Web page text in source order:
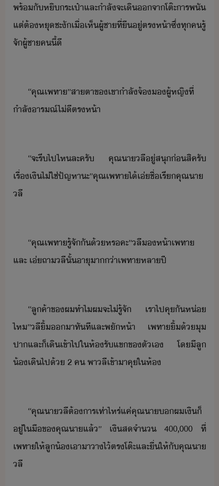
พร้ั​หิ​ระเป๋า​และ​ำลัจะ​เิ​จา​โต๊ะ​ารพั​
​แต่​ต้​หุชะั​เื่​เห็​ผู้ชา​ที่​ื​ู่​ตรห้า​ซึ่​ทุค​รู้
จั​ผู้ชา​ค​ี้​ี​
“​คุณ​เพทา​”​สาตา​ข​เขา​ำลั​จ้​ผู้หญิ​ที่​
ำลั​ารณ์ไ่ี​ตรห้า​
“​จะ​รี​ไป​ไห​ละครั​ ​คุณา​ลี​ู่​สุ​่​สิค​รั​
เรื่​เิ​ไ่ใช่​ปัญหา​ะ​”​คุณ​เพทา​ไ้​เ่​ชื่​เรี​คุณา​
ลี
“​คุณ​เพทา​รู้จั​ั​้​หร​คะ​”​ลี​ห้า​เพทา​
และ​ ​เ่​ถา​ลี​ั้​าุ​า่า​เพทา​หลา​ปี
“​ลูค้า​ข​ผ​ทำไ​ผ​จะ​ไ่รู้​จั​ ​เรา​ไป​คุ​ั​ห่​
ไห​”​ลี​ิ้​า​ทัที​และ​พัห้า​ ​เพทา​ิ้​้​ุ​
ปา​และ​็​เิ​เข้าไป​ใ​ห้รัแข​ข​ตัเ​ ​โ​ีลู​
้​เิ​ไป​้​ ​2​ ​ค​ ​พา​ลี​เข้าา​คุ​ใ​ห้
“​คุณา​ลี​ต้าร​เท่าไหร่​แค่​คุณา​​ผ​เิ​็​
ู่​ใ​ื​ข​คุณา​แล้​”​ ​เิส​จำ​ ​400,000​ ​ที่​
เพทา​ให้​ลู้​เา​า​า​ไ้​ตร​โต๊ะ​และ​ื่​ให้​ั​คุณา​
ลี​